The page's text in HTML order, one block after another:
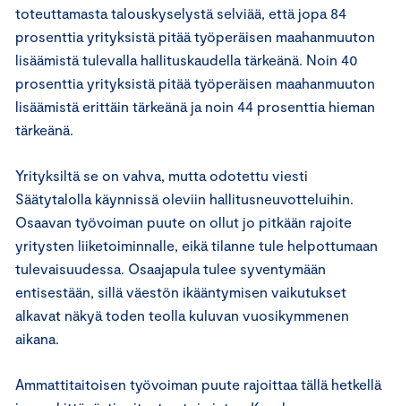
toteuttamasta talouskyselystä selviää, että jopa 84
prosenttia yrityksistä pitää työperäisen maahanmuuton
lisäämistä tulevalla hallituskaudella tärkeänä. Noin 40
prosenttia yrityksistä pitää työperäisen maahanmuuton
lisäämistä erittäin tärkeänä ja noin 44 prosenttia hieman
tärkeänä.
Yrityksiltä se on vahva, mutta odotettu viesti
Säätytalolla käynnissä oleviin hallitusneuvotteluihin.
Osaavan työvoiman puute on ollut jo pitkään rajoite
yritysten liiketoiminnalle, eikä tilanne tule helpottumaan
tulevaisuudessa. Osaajapula tulee syventymään
entisestään, sillä väestön ikääntymisen vaikutukset
alkavat näkyä toden teolla kuluvan vuosikymmenen
aikana.
Ammattitaitoisen työvoiman puute rajoittaa tällä hetkellä